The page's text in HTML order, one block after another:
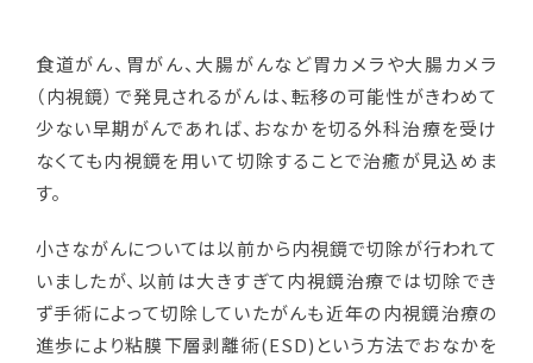
食道がん、胃がん、大腸がんなど胃カメラや大腸カメラ
（内視鏡）で発見されるがんは、転移の可能性がきわめて
少ない早期がんであれば、おなかを切る外科治療を受け
なくても内視鏡を用いて切除することで治癒が見込めま
す。
小さながんについては以前から内視鏡で切除が行われて
いましたが、以前は大きすぎて内視鏡治療では切除でき
ず手術によって切除していたがんも近年の内視鏡治療の
進歩により粘膜下層剥離術(ESD) という方法でおなかを